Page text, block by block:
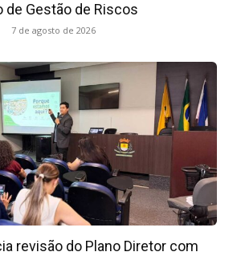
de Gestão de Riscos
7 de agosto de 2026
revisão do Plano Diretor com